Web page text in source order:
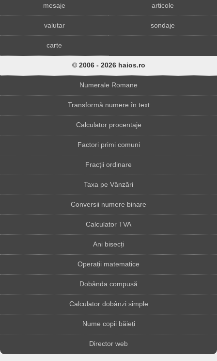
mesaje articole
valutar sondaje
carte
© 2006 - 2026 haios.ro
Numerale Romane
Transformă numere în text
Calculator procentaje
Factori primi comuni
Fracții ordinare
Taxa pe Vânzări
Conversii numere binare
Calculator TVA
Ani bisecți
Operații matematice
Dobânda compusă
Calculator dobânzi simple
Nume copii băieți
Director web